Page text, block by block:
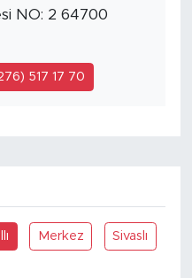
NO: 2 64700
517 17 70
Merkez Sivaslı